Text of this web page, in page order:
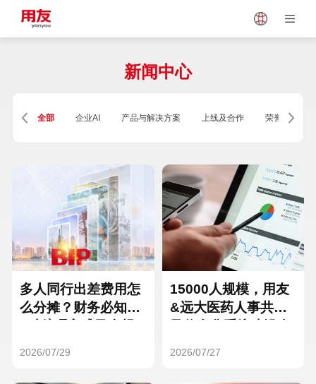
Vietnam
Singapore Malaysia
Thailand
Turkey
Hungary Mexico
Hong Kong Macau
新闻中心
全部 企业AI 产品与解决方案 上线及合作 荣誉及资质
多人同行出差费用怎
么分摊？财务必知的
2026/07/29
15000人规模，用友
&远大医药人事共享
2026/07/27